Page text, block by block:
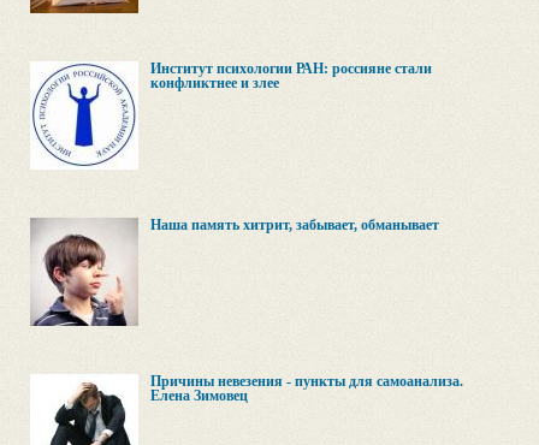
Институт психологии РАН: россияне стали
конфликтнее и злее
Наша память хитрит, забывает, обманывает
Причины невезения - пункты для самоанализа.
Елена Зимовец